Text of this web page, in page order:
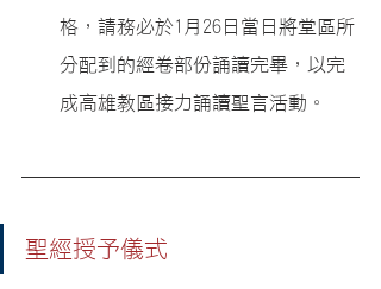
格，請務必於1月26日當日將堂區所
分配到的經卷部份誦讀完畢，以完
成高雄教區接力誦讀聖言活動。
聖經授予儀式